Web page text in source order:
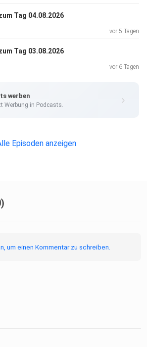
Tag 04.08.2026
vor 5 Tagen
Tag 03.08.2026
vor 6 Tagen
werben
Werbung in Podcasts.
Episoden anzeigen
um einen Kommentar zu schreiben.